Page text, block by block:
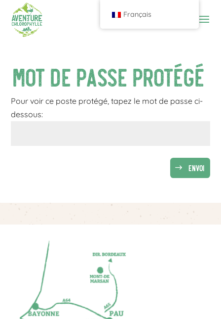
Mot de passe protégé
Pour voir ce poste protégé, tapez le mot de passe ci-
dessous:
Envoi
Français